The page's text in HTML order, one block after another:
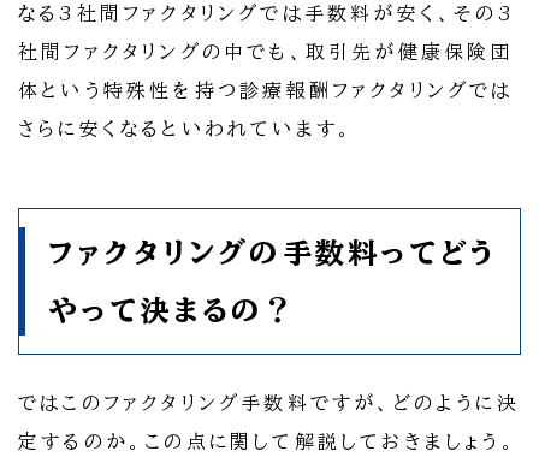
なる3社間ファクタリングでは手数料が安く、その3
社間ファクタリングの中でも、取引先が健康保険団
体という特殊性を持つ診療報酬ファクタリングでは
さらに安くなるといわれています。
ファクタリングの手数料ってどう
やって決まるの？
ではこのファクタリング手数料ですが、どのように決
定するのか。この点に関して解説しておきましょう。